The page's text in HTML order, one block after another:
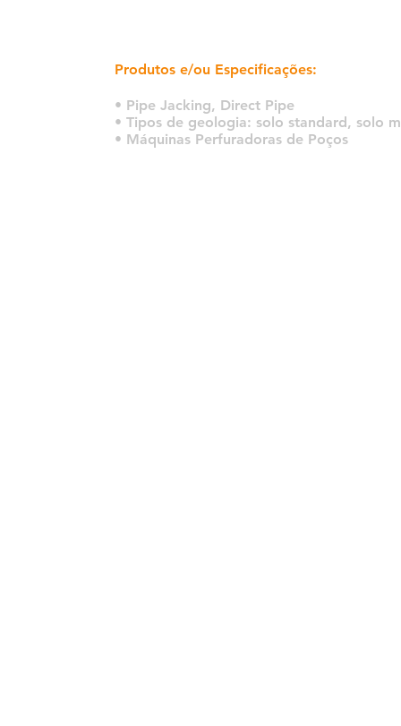
Produtos e/ou Especificações:
• Pipe Jacking, Direct Pipe
• Tipos de geologia: solo standard, solo
• Máquinas Perfuradoras de Poços